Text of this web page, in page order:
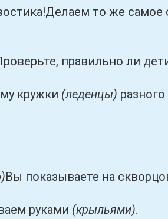
то же самое
правильно ли
кружки (леденцы)
Вы показываете на
руками (крыльями).